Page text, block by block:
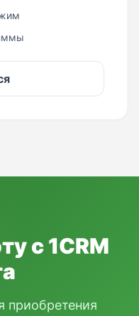
с 1CRM
приобретения